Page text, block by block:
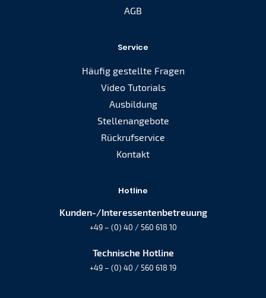
AGB
Service
Häufig gestellte Fragen
Video Tutorials
Ausbildung
Stellenangebote
Rückrufservice
Kontakt
Hotline
Kunden-/Interessentenbetreuung
+49 – (0) 40 / 560 618 10
Technische Hotline
+49 – (0) 40 / 560 618 19